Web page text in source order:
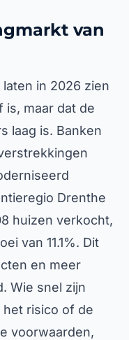
van
in 2026 zien
is, maar dat de
laag is. Banken
Drenthe
huizen verkocht,
van 11.1%. Dit
en meer
Wie snel zijn
het risico of de
voorwaarden,